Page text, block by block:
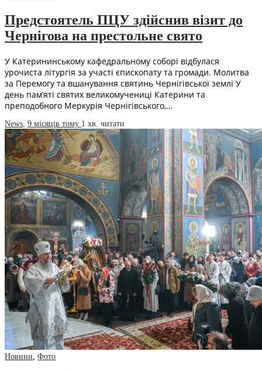
Предстоятель ПЦУ здійснив візит до
Чернігова на престольне свято
У Катерининському кафедральному соборі відбулася
урочиста літургія за участі єпископату та громади. Молитва
за Перемогу та вшанування святинь Чернігівської землі У
день пам’яті святих великомучениці Катерини та
преподобного Меркурія Чернігівського,…
News 9 місяців тому 1 хв. читати
Новини Фото